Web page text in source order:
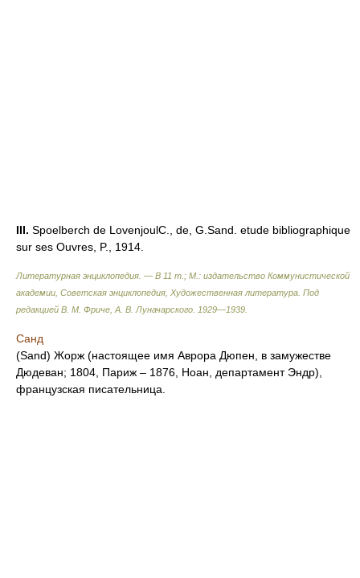
III. Spoelberch de LovenjoulC., de, G.Sand. etude bibliographique
sur ses Ouvres, P., 1914.
Литературная энциклопедия. — В 11 т.; М.: издательство Коммунистической
академии, Советская энциклопедия, Художественная литература Под
редакцией В. М. Фриче, А. В. Луначарского. 1929—1939
Санд
(Sand) Жорж (настоящее имя Аврора Дюпен, в замужестве
Дюдеван; 1804, Париж – 1876, Ноан, департамент Эндр),
французская писательница.